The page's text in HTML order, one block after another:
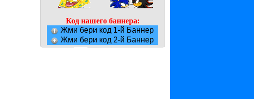
Код нашего баннера:
Жми бери код 1-й Баннер
Жми бери код 2-й Баннер